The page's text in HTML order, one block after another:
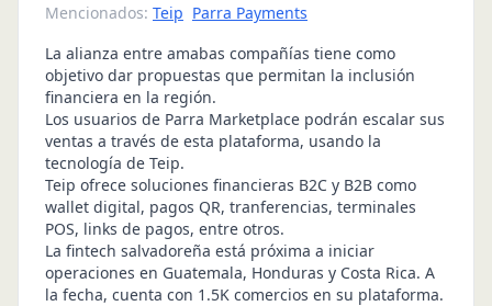
Mencionados: Teip Parra Payments
La alianza entre amabas compañías tiene como
objetivo dar propuestas que permitan la inclusión
financiera en la región.
Los usuarios de Parra Marketplace podrán escalar sus
ventas a través de esta plataforma, usando la
tecnología de Teip.
Teip ofrece soluciones financieras B2C y B2B como
wallet digital, pagos QR, tranferencias, terminales
POS, links de pagos, entre otros.
La fintech salvadoreña está próxima a iniciar
operaciones en Guatemala, Honduras y Costa Rica. A
la fecha, cuenta con 1.5K comercios en su plataforma.